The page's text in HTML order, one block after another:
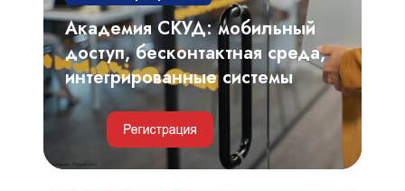
системы
Академия СКУД: мобильный
доступ, бесконтактная среда,
интегрированные системы